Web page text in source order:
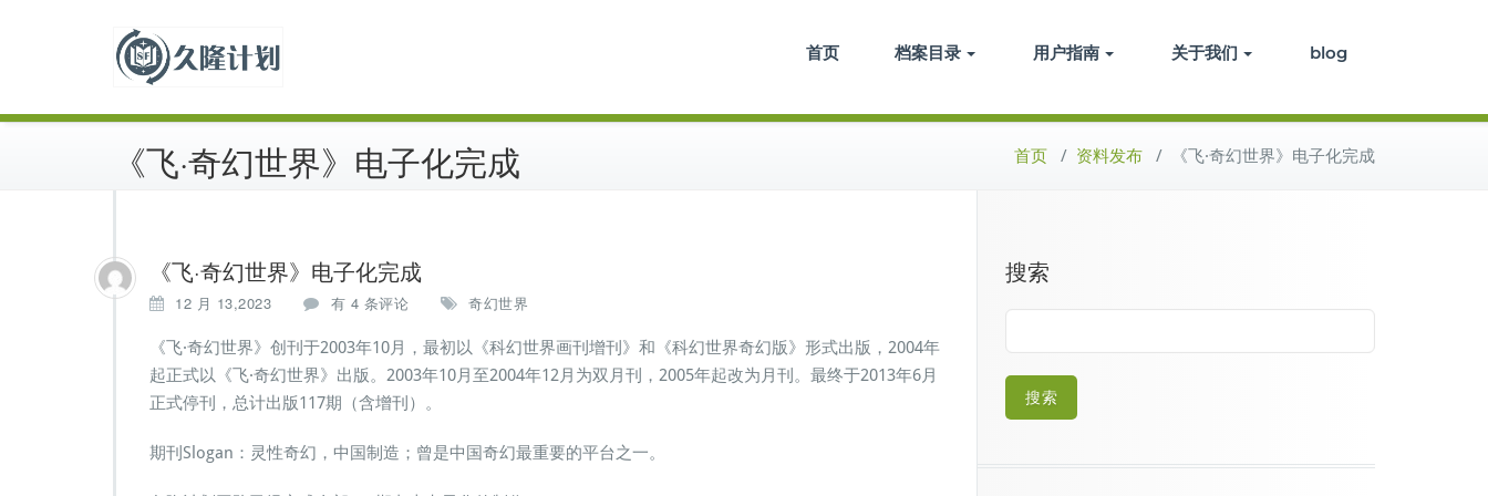
首页 档案目录 用户指南 关于我们 blog
《飞·奇幻世界》电子化完成 首页 / 资料发布 / 《飞·奇幻世界》电子化完成
《飞·奇幻世界》电子化完成
12 月 13,2023
《飞
奇
幻
世
界》
子
有 4 条评论 奇幻世界
《飞·奇幻世界》创刊于2003年10月，最初以《科幻世界画刊增刊》和《科幻世界奇幻版》形式出版，2004年
起正式以《飞·奇幻世界》出版。2003年10月至2004年12月为双月刊，2005年起改为月刊。最终于2013年6月
正式停刊，总计出版117期（含增刊）。
期刊Slogan：灵性奇幻，中国制造；曾是中国奇幻最重要的平台之一。
搜索
搜索